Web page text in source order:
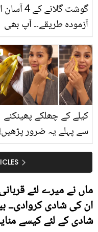
گوشت گلانے کے
آزمودہ طریقے۔۔ آپ بھی
جانیں انٹرنیشنل شیف
بتائے راز
کیلے کے چھلکے پھینکنے
سے پہلے یہ ضرور پڑھیں!
جلد کے 3 بڑے مسائل کا
سستا اور قدرتی حل
ماں نے میرے لئے
ان کی شادی کروادی۔۔
شادی کے لئے کیسے